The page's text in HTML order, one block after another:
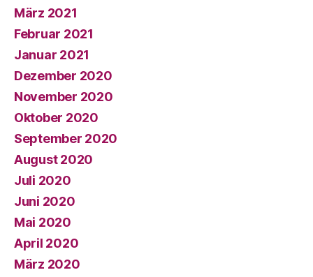
März 2021
Februar 2021
Januar 2021
Dezember 2020
November 2020
Oktober 2020
September 2020
August 2020
Juli 2020
Juni 2020
Mai 2020
April 2020
März 2020